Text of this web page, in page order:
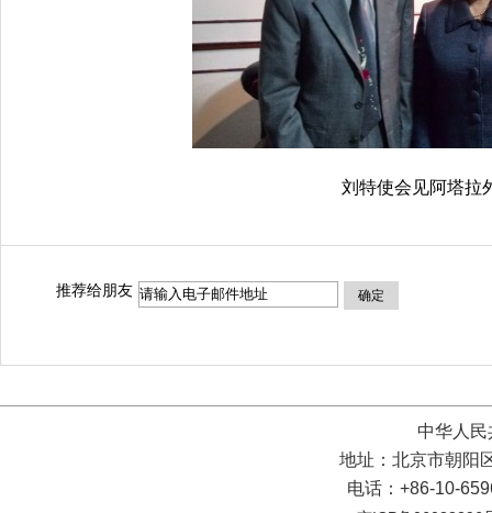
刘特使会见阿塔拉
推荐给朋友 确定
中华人
地址：北京市朝阳
电话：+86-10-